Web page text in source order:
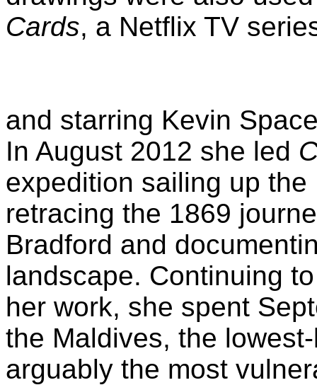
Cards, a Netflix TV
and starring Kevin
In August 2012 she led
expedition sailing up
retracing the 1869
Bradford and
landscape. Continuing
her work, she spent
the Maldives, the
arguably the most